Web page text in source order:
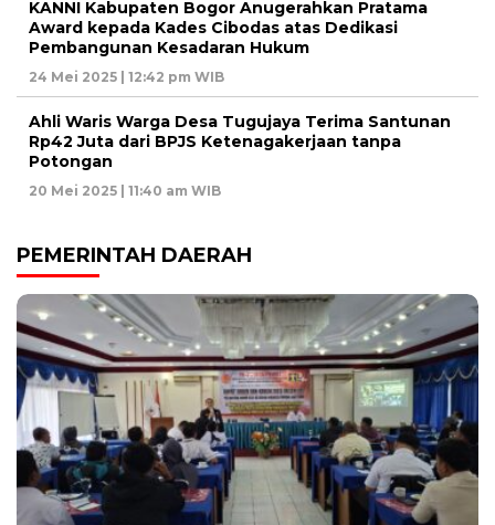
KANNI Kabupaten Bogor Anugerahkan Pratama
Award kepada Kades Cibodas atas Dedikasi
Pembangunan Kesadaran Hukum
24 Mei 2025 | 12:42 pm WIB
Ahli Waris Warga Desa Tugujaya Terima Santunan
Rp42 Juta dari BPJS Ketenagakerjaan tanpa
Potongan
20 Mei 2025 | 11:40 am WIB
PEMERINTAH DAERAH